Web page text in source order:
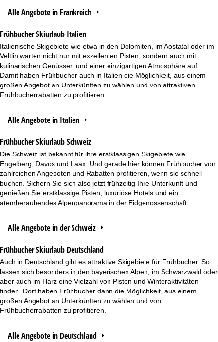
Alle Angebote in Frankreich
Frühbucher Skiurlaub Italien
Italienische Skigebiete wie etwa in den Dolomiten, im Aostatal oder im
Veltlin warten nicht nur mit exzellenten Pisten, sondern auch mit
kulinarischen Genüssen und einer einzigartigen Atmosphäre auf.
Damit haben Frühbucher auch in Italien die Möglichkeit, aus einem
großen Angebot an Unterkünften zu wählen und von attraktiven
Frühbucherrabatten zu profitieren.
Alle Angebote in Italien
Frühbucher Skiurlaub Schweiz
Die Schweiz ist bekannt für ihre erstklassigen Skigebiete wie
Engelberg, Davos und Laax. Und gerade hier können Frühbucher von
zahlreichen Angeboten und Rabatten profitieren, wenn sie schnell
buchen. Sichern Sie sich also jetzt frühzeitig Ihre Unterkunft und
genießen Sie erstklassige Pisten, luxuriöse Hotels und ein
atemberaubendes Alpenpanorama in der Eidgenossenschaft.
Alle Angebote in der Schweiz
Frühbucher Skiurlaub Deutschland
Auch in Deutschland gibt es attraktive Skigebiete für Frühbucher. So
lassen sich besonders in den bayerischen Alpen, im Schwarzwald oder
aber auch im Harz eine Vielzahl von Pisten und Winteraktivitäten
finden. Dort haben Frühbucher dann die Möglichkeit, aus einem
großen Angebot an Unterkünften zu wählen und von
Frühbucherrabatten zu profitieren.
Alle Angebote in Deutschland